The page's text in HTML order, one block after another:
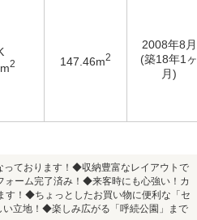
2 147.46m2
2008年8月
(築18年1ヶ
月)
ております！◆収納豊富なレイアウトで
ーム完了済み！◆来客時にも心強い！カ
す！◆ちょっとしたお買い物に便利な「セ
立地！◆楽しみ広がる「呼続公園」まで